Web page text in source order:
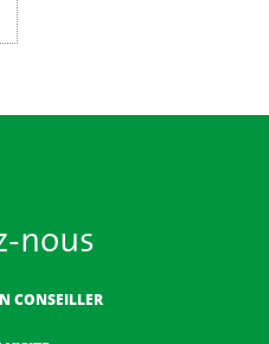
nous
CONSEILLER